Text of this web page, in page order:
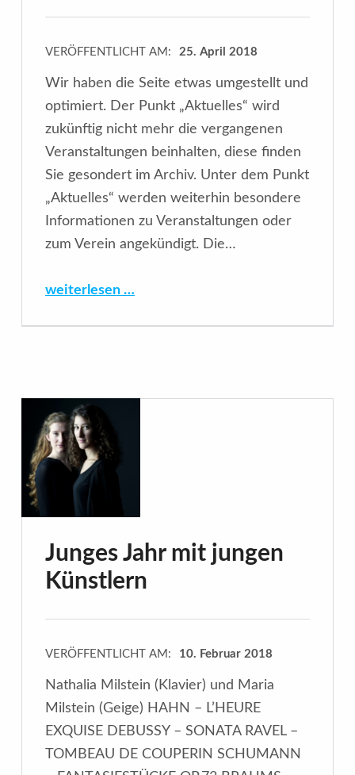
VERÖFFENTLICHT AM: 25. April 2018
Wir haben die Seite etwas umgestellt und
optimiert. Der Punkt „Aktuelles“ wird
zukünftig nicht mehr die vergangenen
Veranstaltungen beinhalten, diese finden
Sie gesondert im Archiv. Unter dem Punkt
„Aktuelles“ werden weiterhin besondere
Informationen zu Veranstaltungen oder
zum Verein angekündigt. Die…
weiterlesen …
Junges Jahr mit jungen
Künstlern
VERÖFFENTLICHT AM: 10. Februar 2018
Nathalia Milstein (Klavier) und Maria
Milstein (Geige) HAHN – L’HEURE
EXQUISE DEBUSSY – SONATA RAVEL –
TOMBEAU DE COUPERIN SCHUMANN